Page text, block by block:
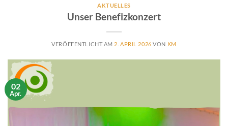
AKTUELLES
Unser Benefizkonzert
VERÖFFENTLICHT AM 2. APRIL 2026 VON KM
02
Apr.